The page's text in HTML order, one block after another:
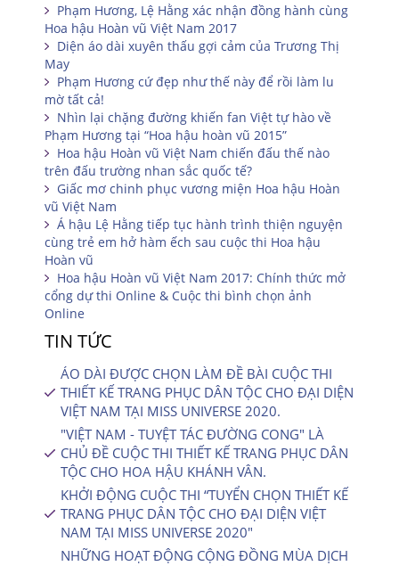
Phạm Hương, Lệ Hằng xác nhận đồng hành cùng
Hoa hậu Hoàn vũ Việt Nam 2017
Diện áo dài xuyên thấu gợi cảm của Trương Thị
May
Phạm Hương cứ đẹp như thế này để rồi làm lu
mờ tất cả!
Nhìn lại chặng đường khiến fan Việt tự hào về
Phạm Hương tại “Hoa hậu hoàn vũ 2015”
Hoa hậu Hoàn vũ Việt Nam chiến đấu thế nào
trên đấu trường nhan sắc quốc tế?
Giấc mơ chinh phục vương miện Hoa hậu Hoàn
vũ Việt Nam
Á hậu Lệ Hằng tiếp tục hành trình thiện nguyện
cùng trẻ em hở hàm ếch sau cuộc thi Hoa hậu
Hoàn vũ
Hoa hậu Hoàn vũ Việt Nam 2017: Chính thức mở
cổng dự thi Online & Cuộc thi bình chọn ảnh
Online
TIN TỨC
ÁO DÀI ĐƯỢC CHỌN LÀM ĐỀ BÀI CUỘC THI
THIẾT KẾ TRANG PHỤC DÂN TỘC CHO ĐẠI DIỆN
VIỆT NAM TẠI MISS UNIVERSE 2020.
"VIỆT NAM - TUYỆT TÁC ĐƯỜNG CONG" LÀ
CHỦ ĐỀ CUỘC THI THIẾT KẾ TRANG PHỤC DÂN
TỘC CHO HOA HẬU KHÁNH VÂN.
KHỞI ĐỘNG CUỘC THI “TUYỂN CHỌN THIẾT KẾ
TRANG PHỤC DÂN TỘC CHO ĐẠI DIỆN VIỆT
NAM TẠI MISS UNIVERSE 2020″
NHỮNG HOẠT ĐỘNG CỘNG ĐỒNG MÙA DỊCH